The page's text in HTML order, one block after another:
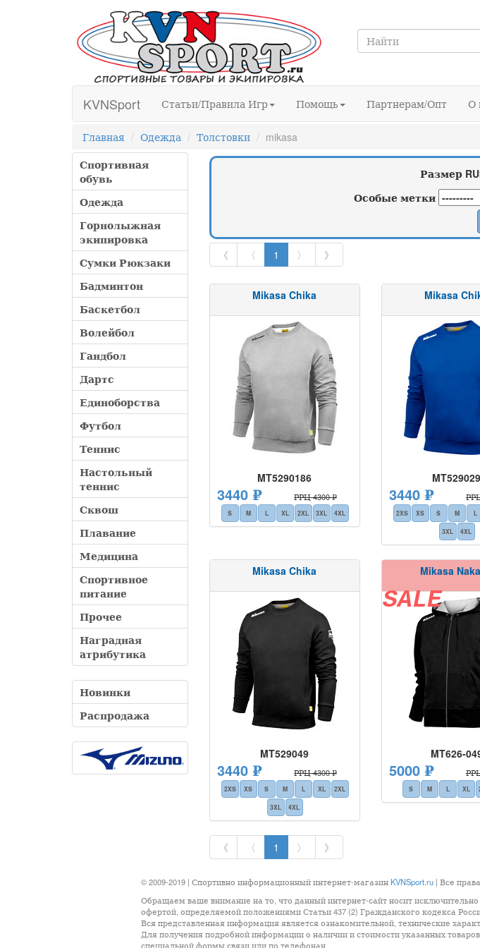
KVNSport Статьи/Правила Игр Помощь Партнерам/Опт О
Главная Одежда Толстовки
mikasa
Спортивная
обувь
Одежда
Горнолыжная
экипировка
Сумки Рюкзаки
Бадминтон
Баскетбол
Волейбол
Гандбол
Дартс
Единоборства
Футбол
Теннис
Настольный
теннис
Сквош
Плавание
Медицина
Спортивное
питание
Прочее
Наградная
атрибутика
Новинки
Распродажа
Размер
Особые метки
《 〈 1 〉 》
Mikasa Chika
MT5290186
3440 ₽ РРЦ 4300 ₽
S M L XL 2XL 3XL 4XL
Mikasa
MT529029
3440 ₽
2XS XS S M L
3XL
4XL
Mikasa Chika
MT529049
3440 ₽ РРЦ 4300 ₽
2XS XS S M L XL
2XL
3XL
4XL
Mikasa
SALE
MT626-
5000 ₽
S M L XL
《 〈 1 〉 》
© 2009-2019 | Спортивно информационный интернет-магазин KVNSport.ru| Все
Обращаем ваше внимание на то, что данный интернет-сайт носит
офертой, определяемой положениями Статьи 437 (2) Гражданского кодекса
Вся представленная информация является ознакомительной, технические
Для получения подробной информации о наличии и стоимости указанных
специальной формы связи или по телефонан.